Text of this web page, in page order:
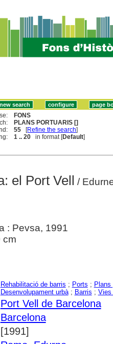
FONS
PLANS PORTUARIS []
55 [Refine the search]
1 .. 20 in format [Default]
el Port Vell /
: Pevsa, 1991
cm
Rehabilitació de barris ; Ports ; Plans
Desenvolupament urbà; Barris ; Vies
Port Vell de Barcelona
Barcelona
[1991]